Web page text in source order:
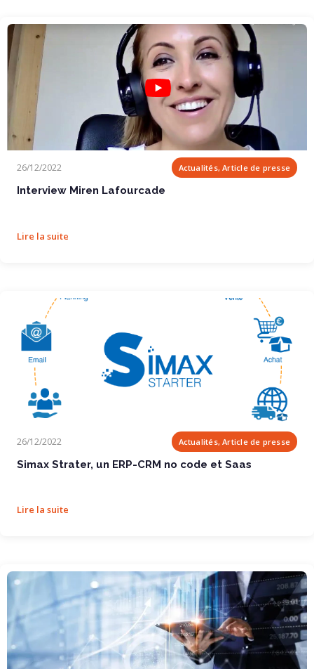
26/12/2022 Actualités, Article de presse
Interview Miren Lafourcade
Lire la suite
Simax Strater, un ERP-CRM no code et Saas
26/12/2022 Actualités, Article de presse
Simax Strater, un ERP-CRM no code et Saas
Lire la suite